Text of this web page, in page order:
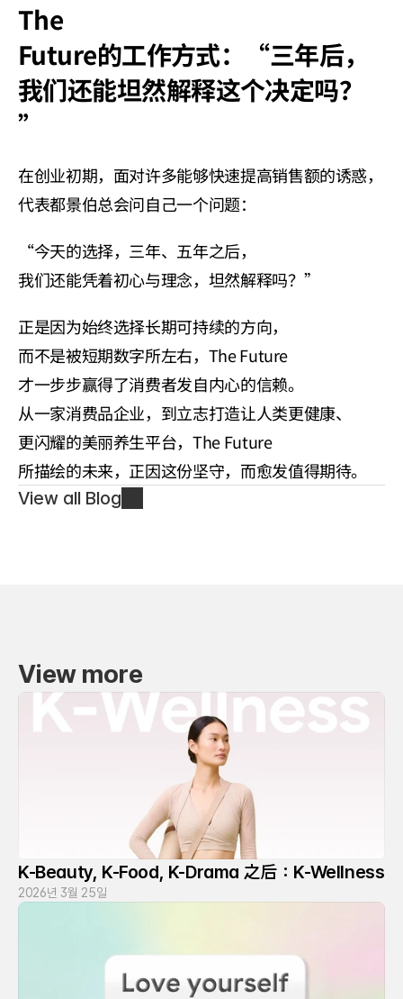
The
Future的工作方式：“三年后，
我们还能坦然解释这个决定吗？
”
在创业初期，面对许多能够快速提高销售额的诱惑，
代表都景伯总会问自己一个问题：
“今天的选择，三年、五年之后，
我们还能凭着初心与理念，坦然解释吗？”
正是因为始终选择长期可持续的方向，
而不是被短期数字所左右，The Future
才一步步赢得了消费者发自内心的信赖。
从一家消费品企业，到立志打造让人类更健康、
更闪耀的美丽养生平台，The Future
所描绘的未来，正因这份坚守，而愈发值得期待。
View all Blog
View more
K-Beauty, K-Food, K-Drama 之后：K-Wellness
2026년 3월 25일